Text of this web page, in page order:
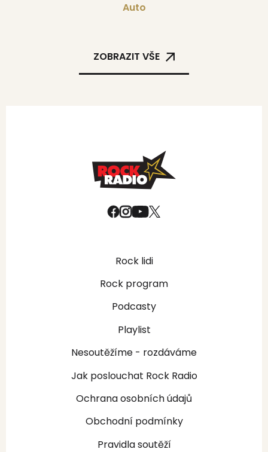
Auto
ZOBRAZIT VŠE
Rock lidi
Rock program
Podcasty
Playlist
Nesoutěžíme - rozdáváme
Jak poslouchat Rock Radio
Ochrana osobních údajů
Obchodní podmínky
Pravidla soutěží